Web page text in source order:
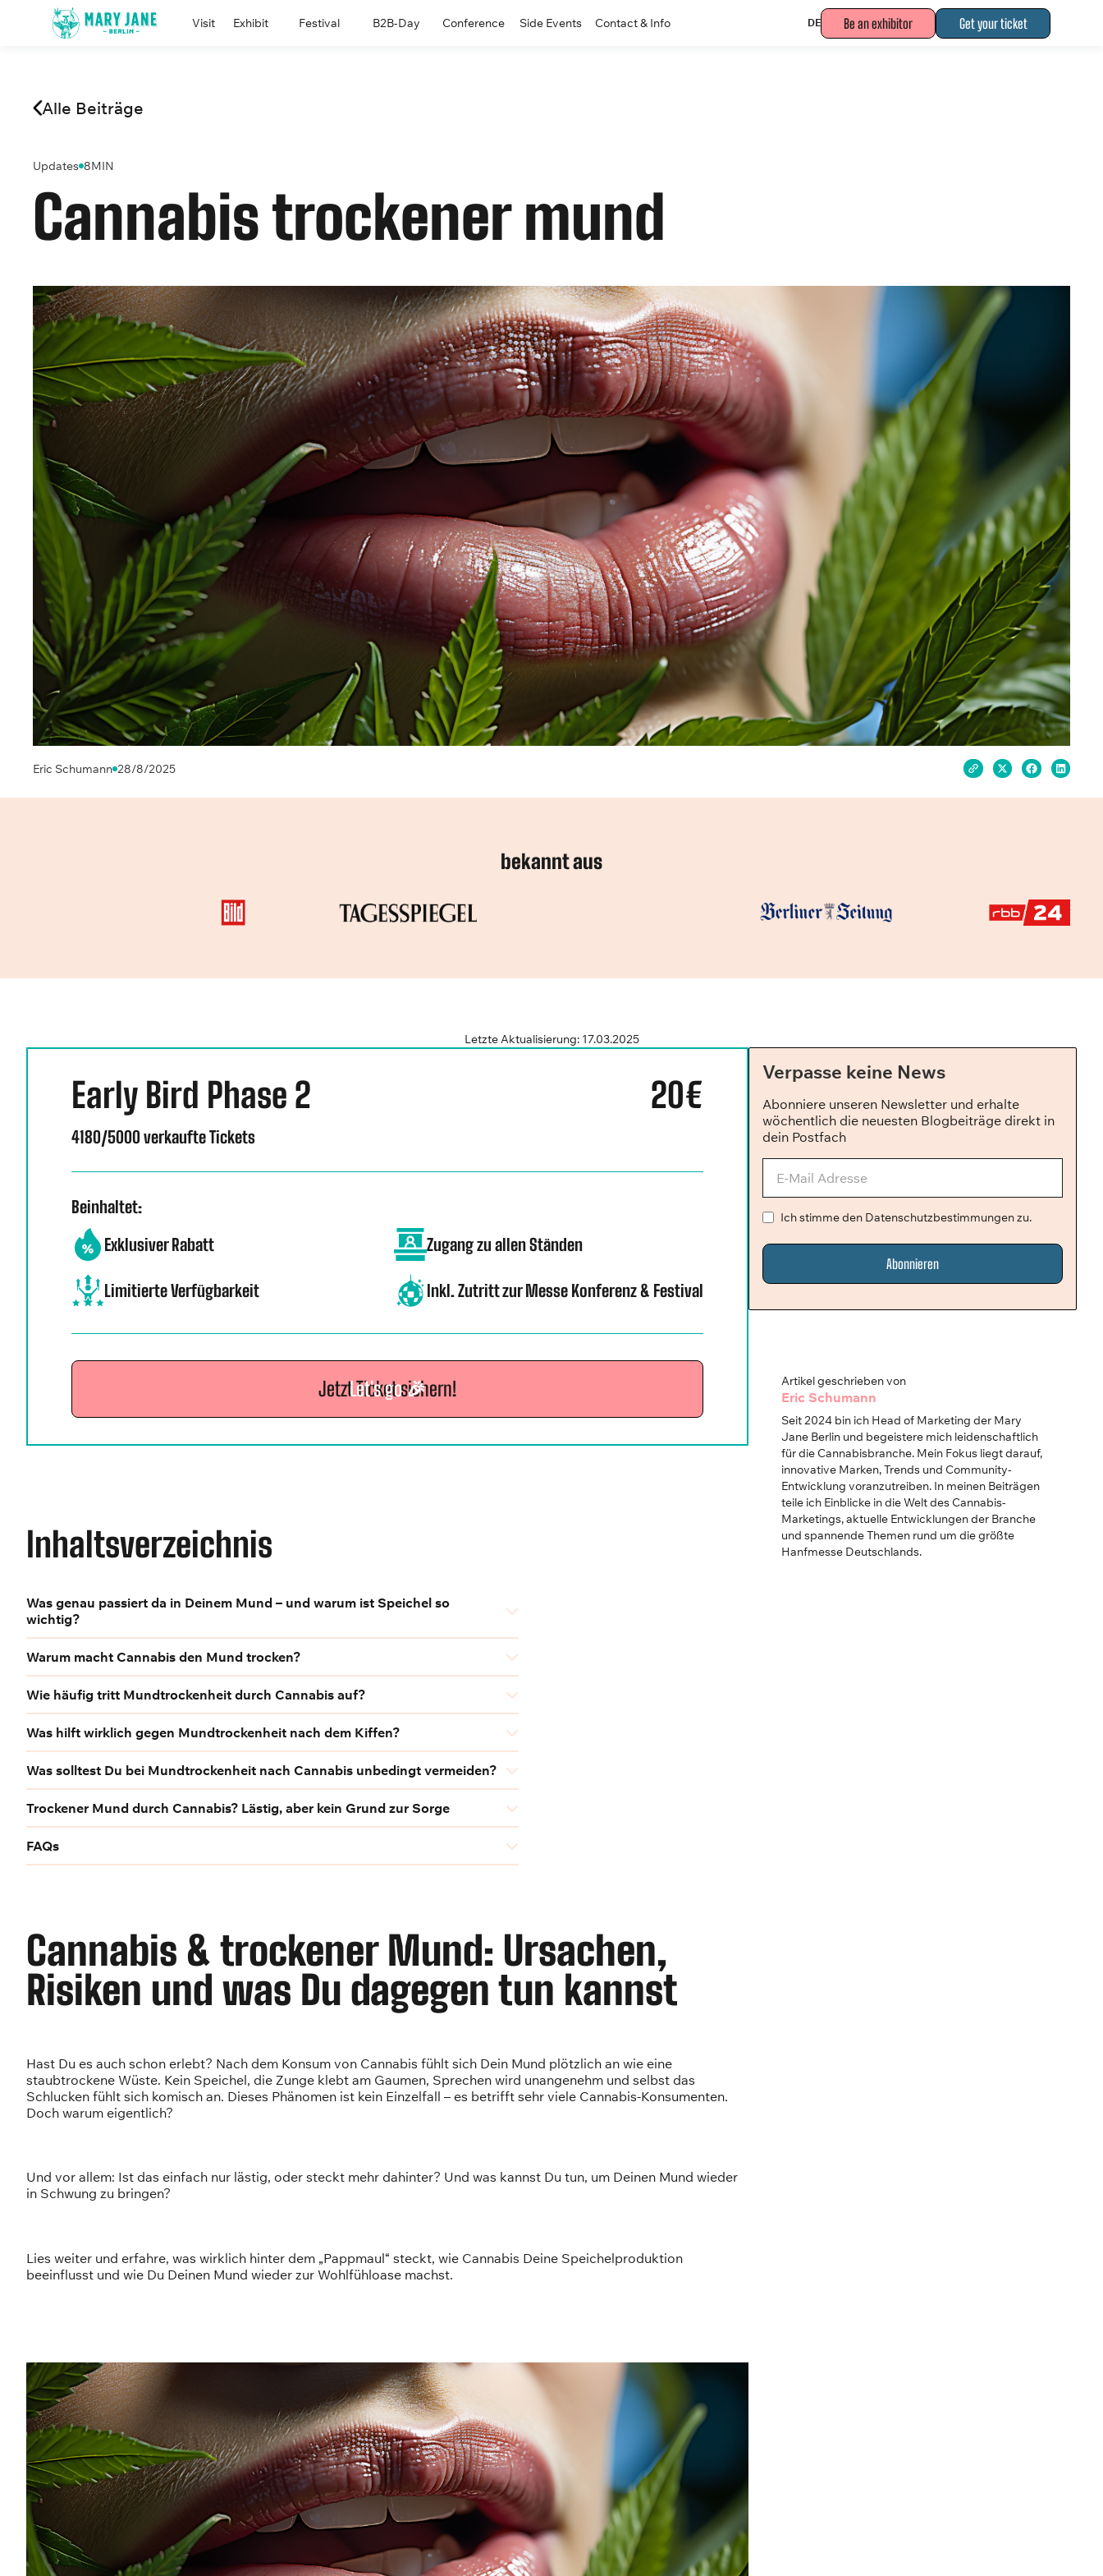
Visit Exhibit Festival B2B-Day Conference Side Events Contact & Info DE Be an exhibitor Get your ticket
Alle Beiträge
Updates 8MIN
Cannabis trockener mund
Eric Schumann 28/8/2025
bekannt aus
Letzte Aktualisierung: 17.03.2025
Early Bird Phase 2
4180/5000 verkaufte Tickets
20€
Beinhaltet:
Exklusiver Rabatt
Zugang zu allen Ständen
Limitierte Verfügbarkeit Inkl. Zutritt zur Messe Konferenz & Festival
Let's go 🎉
Jetzt Ticket sichern!
Inhaltsverzeichnis
Was genau passiert da in Deinem Mund – und warum ist Speichel so
wichtig?
Warum macht Cannabis den Mund trocken?
Wie häufig tritt Mundtrockenheit durch Cannabis auf?
Was hilft wirklich gegen Mundtrockenheit nach dem Kiffen?
Was solltest Du bei Mundtrockenheit nach Cannabis unbedingt vermeiden?
Trockener Mund durch Cannabis? Lästig, aber kein Grund zur Sorge
FAQs
Cannabis & trockener Mund: Ursachen,
Risiken und was Du dagegen tun kannst
Hast Du es auch schon erlebt? Nach dem Konsum von Cannabis fühlt sich Dein Mund plötzlich an wie eine
staubtrockene Wüste. Kein Speichel, die Zunge klebt am Gaumen, Sprechen wird unangenehm und selbst das
Schlucken fühlt sich komisch an. Dieses Phänomen ist kein Einzelfall – es betrifft sehr viele Cannabis-Konsumenten.
Doch warum eigentlich?
Und vor allem: Ist das einfach nur lästig, oder steckt mehr dahinter? Und was kannst Du tun, um Deinen Mund wieder
in Schwung zu bringen?
Lies weiter und erfahre, was wirklich hinter dem „Pappmaul“ steckt, wie Cannabis Deine Speichelproduktion
beeinflusst und wie Du Deinen Mund wieder zur Wohlfühloase machst.
Verpasse keine News
Abonniere unseren Newsletter und erhalte
wöchentlich die neuesten Blogbeiträge direkt in
dein Postfach
Ich stimme den Datenschutzbestimmungen zu.
Artikel geschrieben von
Eric Schumann
Seit 2024 bin ich Head of Marketing der Mary
Jane Berlin und begeistere mich leidenschaftlich
für die Cannabisbranche. Mein Fokus liegt darauf,
innovative Marken, Trends und Community-
Entwicklung voranzutreiben. In meinen Beiträgen
teile ich Einblicke in die Welt des Cannabis-
Marketings, aktuelle Entwicklungen der Branche
und spannende Themen rund um die größte
Hanfmesse Deutschlands.